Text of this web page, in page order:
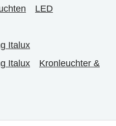
LED
Italux
Italux
Kronleuchter &